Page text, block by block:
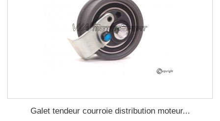
Galet tendeur courroie distribution moteur...